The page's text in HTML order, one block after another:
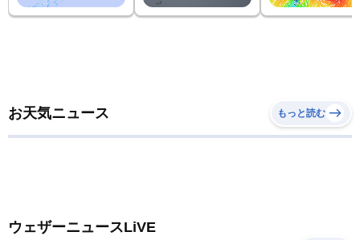
お天気ニュース もっと読む
ウェザーニュースLiVE